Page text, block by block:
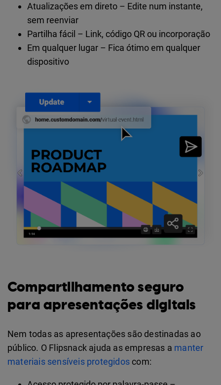
Atualizações em direto – Edite num instante,
sem reenviar
Partilha fácil – Link, código QR ou incorporação
Em qualquer lugar – Fica ótimo em qualquer
dispositivo
Compartilhamento seguro
para apresentações digitais
Nem todas as apresentações são destinadas ao
público. O Flipsnack ajuda as empresas a manter
materiais sensíveis protegidos com: